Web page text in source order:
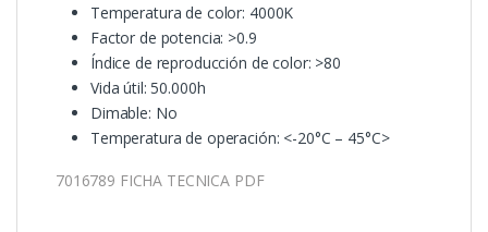
Temperatura de color: 4000K
Factor de potencia: >0.9
Índice de reproducción de color: >80
Vida útil: 50.000h
Dimable: No
Temperatura de operación: <-20°C – 45°C>
7016789 FICHA TECNICA PDF